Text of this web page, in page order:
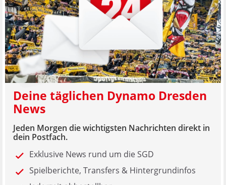
Deine täglichen Dynamo Dresden
News
Jeden Morgen die wichtigsten Nachrichten direkt in
dein Postfach.
Exklusive News rund um die SGD
Spielberichte, Transfers & Hintergrundinfos